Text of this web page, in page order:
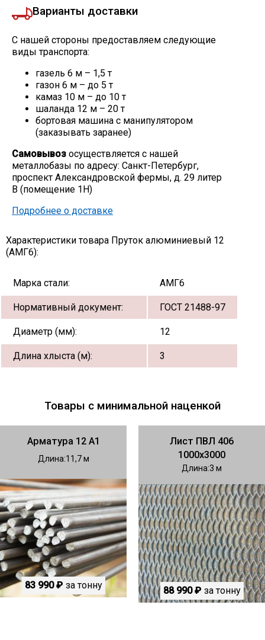
Варианты доставки
С нашей стороны предоставляем следующие
виды транспорта:
газель 6 м – 1,5 т
газон 6 м – до 5 т
камаз 10 м – до 10 т
шаланда 12 м – 20 т
бортовая машина с манипулятором
(заказывать заранее)
Самовывоз осуществляется с нашей
металлобазы по адресу: Санкт-Петербург,
проспект Александровской фермы, д. 29 литер
В (помещение 1Н)
Подробнее о доставке
Характеристики товара Пруток алюминиевый 12
(АМГ6):
Марка стали: АМГ6
Нормативный документ: ГОСТ 21488-97
Диаметр (мм): 12
Длина хлыста (м): 3
Товары с минимальной наценкой
Арматура 12 А1
Длина 11,7
83 990 ₽ за тонну
Лист ПВЛ 406
1000х3000
Длина 3
88 990 ₽ за тонну